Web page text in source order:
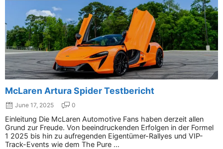
McLaren Artura Spider Testbericht
June 17, 2025 0
Einleitung Die McLaren Automotive Fans haben derzeit allen
Grund zur Freude. Von beeindruckenden Erfolgen in der Formel
1 2025 bis hin zu aufregenden Eigentümer-Rallyes und VIP-
Track-Events wie dem The Pure ...